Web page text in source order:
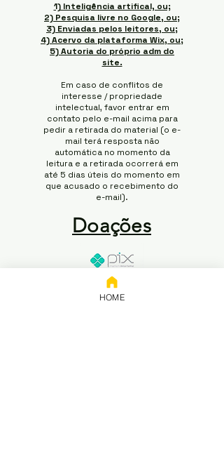
1) Inteligência artifical, ou;
2) Pesquisa livre no Google, ou;
3) Enviadas pelos leitores, ou;
4) Acervo da plataforma Wix, ou;
5) Autoria do próprio adm do
site.
Em caso de conflitos de
interesse / propriedade
intelectual, favor entrar em
contato pelo e-mail acima para
pedir a retirada do material (o e-
mail terá resposta não
automática no momento da
leitura e a retirada ocorrerá em
até 5 dias úteis do momento em
que acusado o recebimento do
e-mail).
Doações
Chave:
65.258.416/0001-50
HOME